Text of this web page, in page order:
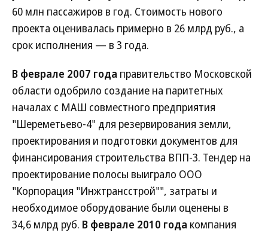
60 млн пассажиров в год. Стоимость нового
проекта оценивалась примерно в 26 млрд руб., а
срок исполнения — в 3 года.
В феврале 2007 года правительство Московской
области одобрило создание на паритетных
началах с МАШ совместного предприятия
"Шереметьево-4" для резервирования земли,
проектирования и подготовки документов для
финансирования строительства ВПП-3. Тендер на
проектирование полосы выиграло ООО
"Корпорация "Инжтрансстрой"", затраты и
необходимое оборудование были оценены в
34,6 млрд руб. В феврале 2010 года компания